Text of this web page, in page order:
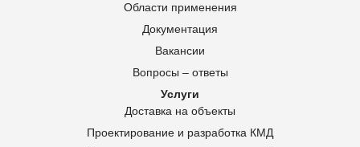
Области применения
Документация
Вакансии
Вопросы – ответы
Услуги
Доставка на объекты
Проектирование и разработка КМД